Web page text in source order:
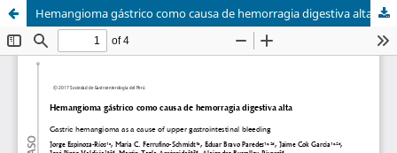
Hemangioma gástrico como causa de hemorragia digestiva alta